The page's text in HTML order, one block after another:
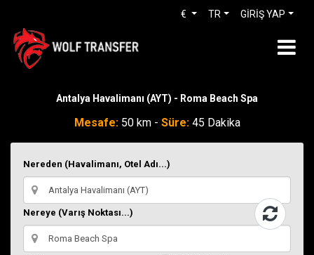
GİRİŞ YAP
TR
€
Antalya Havalimanı (AYT) - Roma Beach Spa
Mesafe:50 km - Süre:45 Dakika
Nereden (Havalimanı, Otel Adı...)
Nereye (Varış Noktası...)